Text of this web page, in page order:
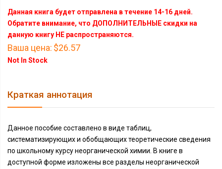
Данная книга будет отправлена в течение 14-16 дней.
Обратите внимание, что ДОПОЛНИТЕЛЬНЫЕ скидки на
данную книгу НЕ распространяются.
Ваша цена: $26.57
Not In Stock
Краткая аннотация
Данное пособие составлено в виде таблиц,
систематизирующих и обобщающих теоретические сведения
по школьному курсу неорганической химии. В книге в
доступной форме изложены все разделы неорганической